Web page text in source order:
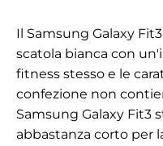
Il Samsung Galaxy
scatola bianca con
fitness stesso e le
confezione non
Samsung Galaxy Fit3
abbastanza corto per